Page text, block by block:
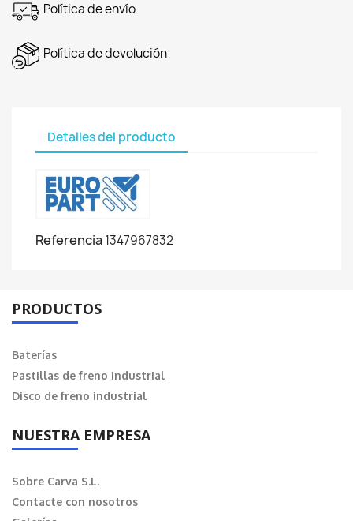
Política de envío
Política de devolución
Detalles del producto
Referencia1347967832
PRODUCTOS
Baterías
Pastillas de freno industrial
Disco de freno industrial
NUESTRA EMPRESA
Sobre Carva S.L.
Contacte con nosotros